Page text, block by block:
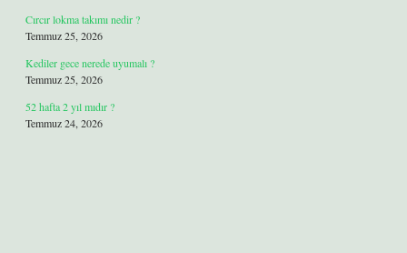
Cırcır lokma takımı nedir ?
Temmuz 25, 2026
Kediler gece nerede uyumalı ?
Temmuz 25, 2026
52 hafta 2 yıl mıdır ?
Temmuz 24, 2026